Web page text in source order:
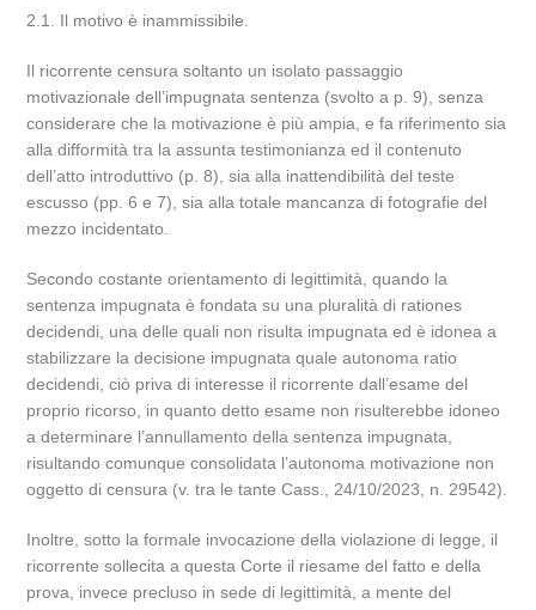
2.1. Il motivo è inammissibile.
Il ricorrente censura soltanto un isolato passaggio
motivazionale dell’impugnata sentenza (svolto a p. 9), senza
considerare che la motivazione è più ampia, e fa riferimento sia
alla difformità tra la assunta testimonianza ed il contenuto
dell’atto introduttivo (p. 8), sia alla inattendibilità del teste
escusso (pp. 6 e 7), sia alla totale mancanza di fotografie del
mezzo incidentato.
Secondo costante orientamento di legittimità, quando la
sentenza impugnata è fondata su una pluralità di rationes
decidendi, una delle quali non risulta impugnata ed è idonea a
stabilizzare la decisione impugnata quale autonoma ratio
decidendi, ciò priva di interesse il ricorrente dall’esame del
proprio ricorso, in quanto detto esame non risulterebbe idoneo
a determinare l’annullamento della sentenza impugnata,
risultando comunque consolidata l’autonoma motivazione non
oggetto di censura (v. tra le tante Cass., 24/10/2023, n. 29542).
Inoltre, sotto la formale invocazione della violazione di legge, il
ricorrente sollecita a questa Corte il riesame del fatto e della
prova, invece precluso in sede di legittimità, a mente del